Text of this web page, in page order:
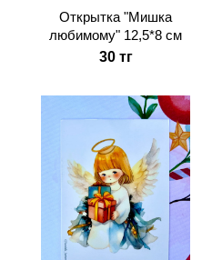
Открытка "Мишка
любимому" 12,5*8 см
30 тг